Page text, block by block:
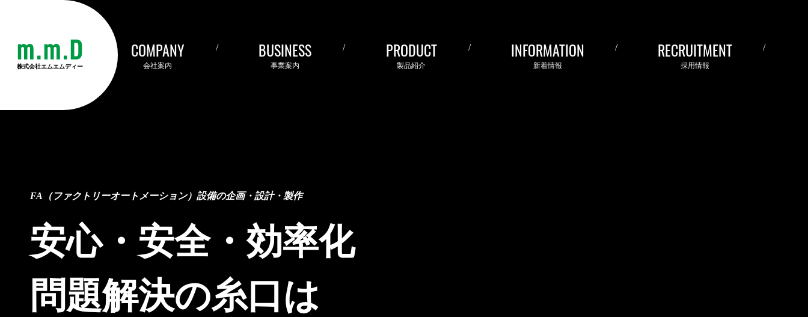
株式会社エムエムディー
COMPANY
会社案内
BUSINESS
事業案内
PRODUCT
製品紹介
INFORMATION
新着情報
RECRUITMENT
採用情報
FA（ファクトリーオートメーション）設備の企画・設計・製作
安心・安全・効率化
問題解決の糸口は